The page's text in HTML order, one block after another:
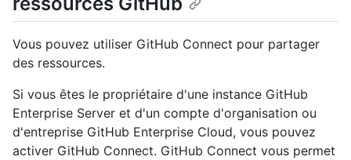
Vous pouvez utiliser GitHub Connect pour partager
des ressources.
Si vous êtes le propriétaire d'une instance GitHub
Enterprise Server et d'un compte d'organisation ou
d'entreprise GitHub Enterprise Cloud, vous pouvez
activer GitHub Connect. GitHub Connect vous permet